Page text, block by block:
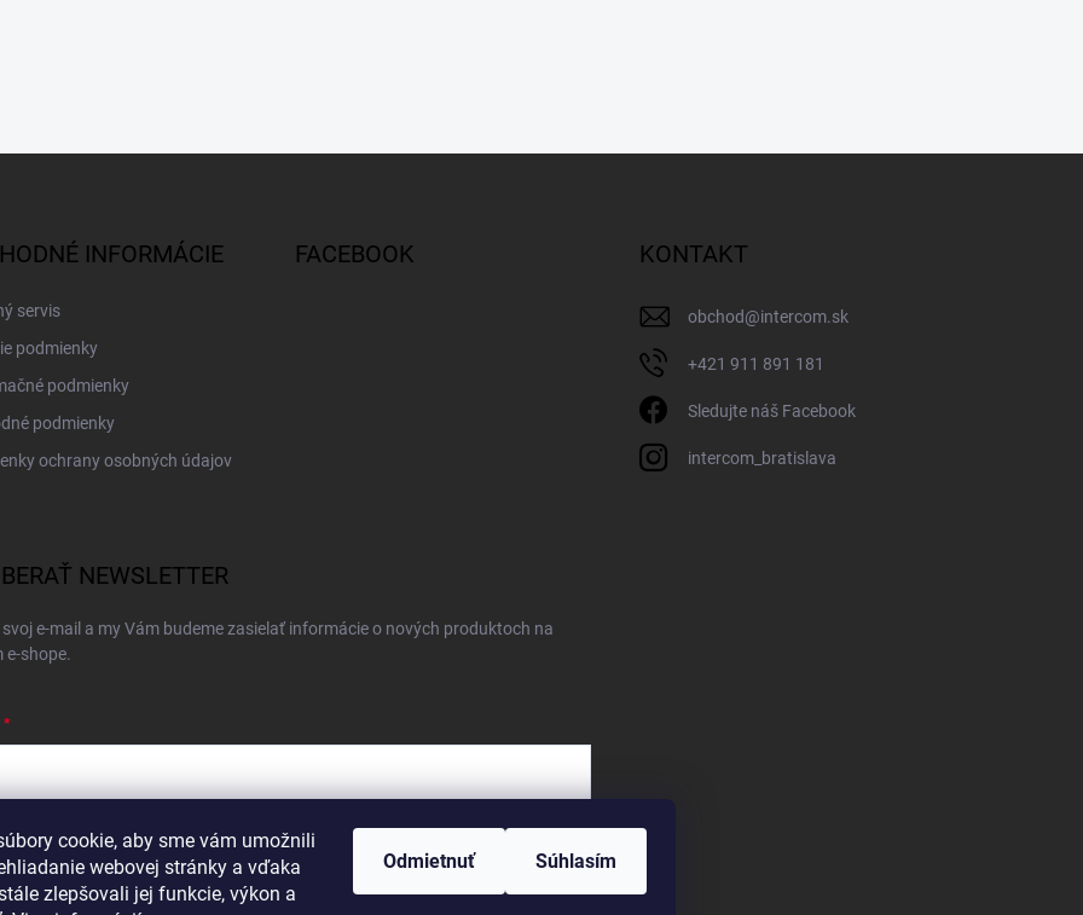
cookie, aby sme vám umožnili
webovej stránky a vďaka
zlepšovali jej funkcie, výkon a
Odmietnuť Súhlasím
INFORMÁCIE
servis
podmienky
podmienky
podmienky
ochrany osobných údajov
FACEBOOK KONTAKT
obchod@intercom.sk
+421 911 891 181
Sledujte náš Facebook
intercom_bratislava
NEWSLETTER
e-mail a my Vám budeme zasielať informácie o nových produktoch na
e-shope.
e-mailu súhlasíte spodmienkami ochrany osobných údajov
sa